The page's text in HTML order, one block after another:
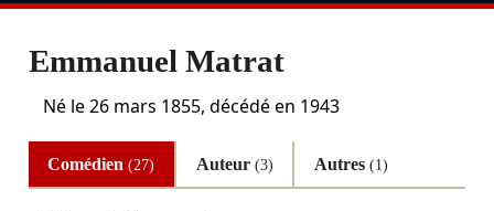
Emmanuel Matrat
Né le26 mars 1855, décédé en 1943
Comédien(27) Auteur (3) Autres(1)